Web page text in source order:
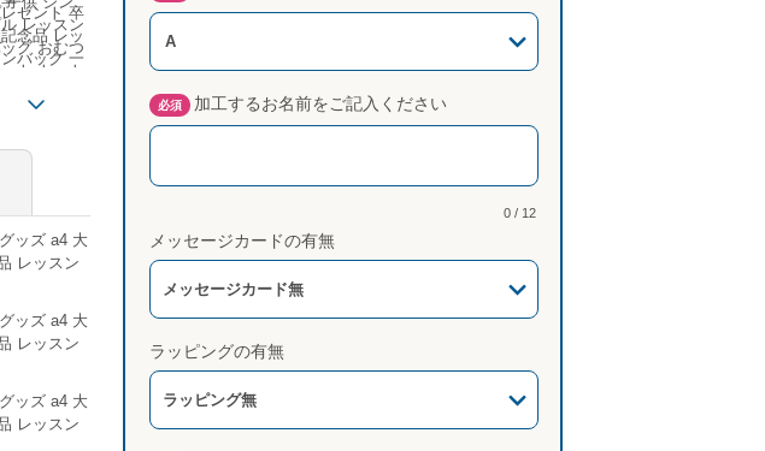
A
必須 加工するお名前をご記入ください
0 / 12
メッセージカードの有無
メッセージカード無
ラッピングの有無
ラッピング無